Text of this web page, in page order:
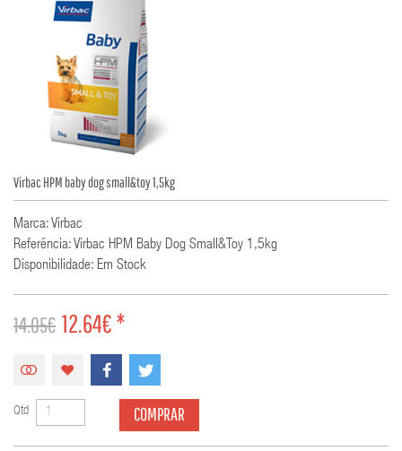
Virbac HPM baby dog small&toy 1,5kg
Marca: Virbac
Referência: Virbac HPM Baby Dog Small&toy 1,5kg
Disponibilidade: Em Stock
14.05€ 12.64€ *
Qtd COMPRAR